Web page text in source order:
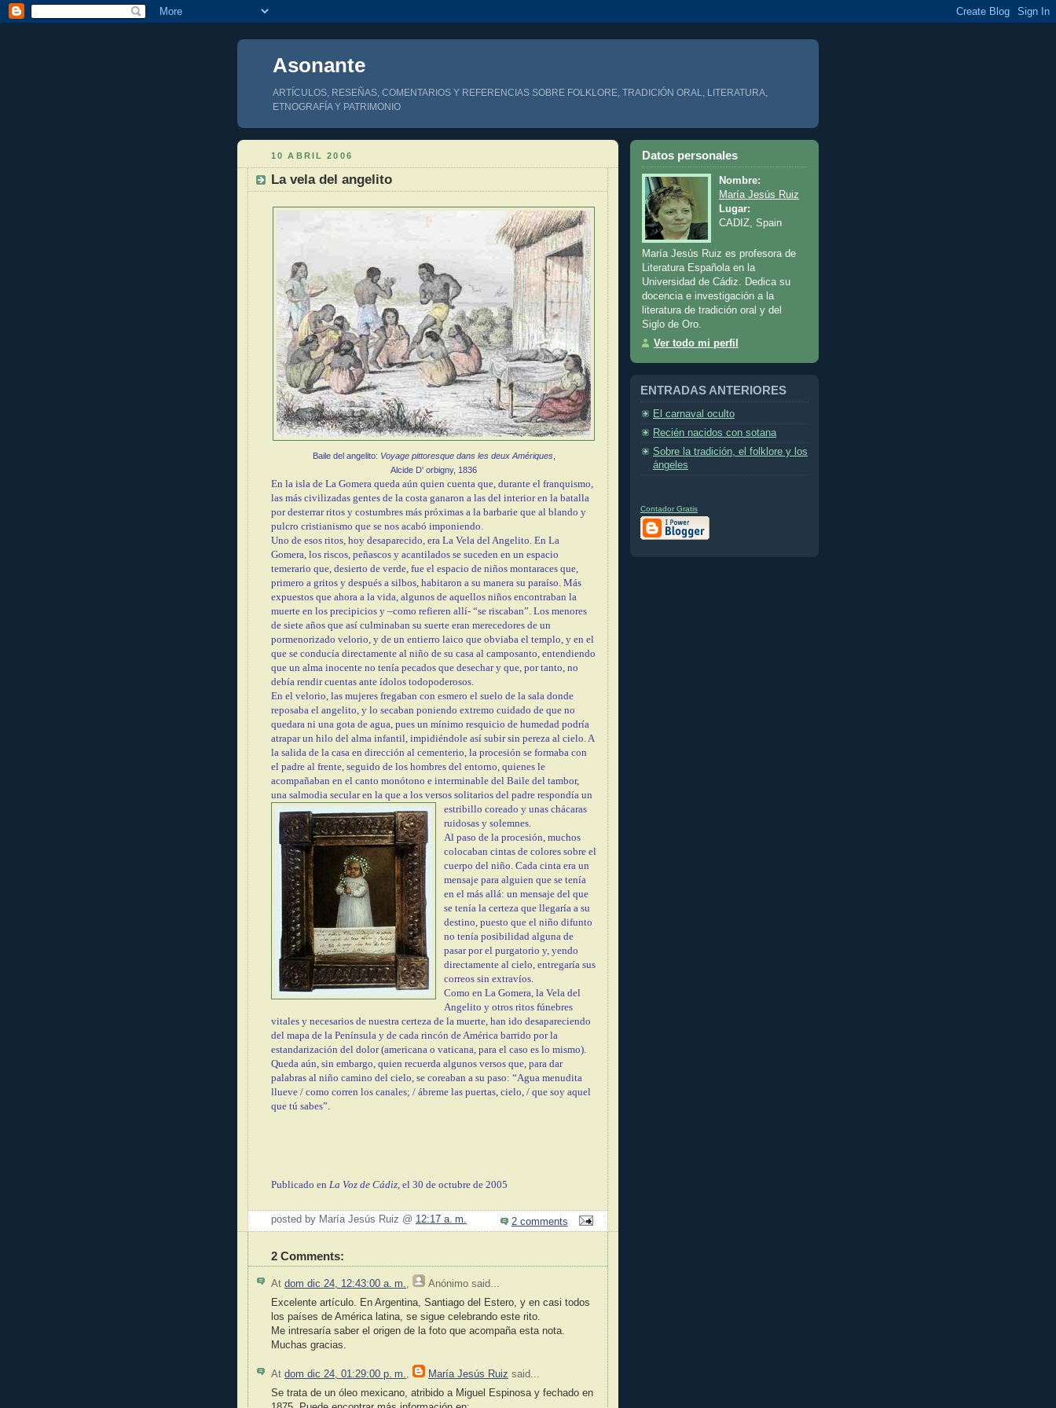
Asonante
ARTÍCULOS, RESEÑAS, COMENTARIOS Y REFERENCIAS SOBRE FOLKLORE, TRADICIÓN ORAL, LITERATURA,
ETNOGRAFÍA Y PATRIMONIO
10 ABRIL 2006
La vela del angelito
Baile del angelito: Voyage pittoresque dans les deux Amériques,
Alcide D' orbigny, 1836
En la isla de La Gomera queda aún quien cuenta que, durante el franquismo,
las más civilizadas gentes de la costa ganaron a las del interior en la batalla
por desterrar ritos y costumbres más próximas a la barbarie que al blando y
pulcro cristianismo que se nos acabó imponiendo.
Uno de esos ritos, hoy desaparecido, era La Vela del Angelito. En La
Gomera, los riscos, peñascos y acantilados se suceden en un espacio
temerario que, desierto de verde, fue el espacio de niños montaraces que,
primero a gritos y después a silbos, habitaron a su manera su paraíso. Más
expuestos que ahora a la vida, algunos de aquellos niños encontraban la
muerte en los precipicios y –como refieren allí- “se riscaban”. Los menores
de siete años que así culminaban su suerte eran merecedores de un
pormenorizado velorio, y de un entierro laico que obviaba el templo, y en el
que se conducía directamente al niño de su casa al camposanto, entendiendo
que un alma inocente no tenía pecados que desechar y que, por tanto, no
debía rendir cuentas ante ídolos todopoderosos.
En el velorio, las mujeres fregaban con esmero el suelo de la sala donde
reposaba el angelito, y lo secaban poniendo extremo cuidado de que no
quedara ni una gota de agua, pues un mínimo resquicio de humedad podría
atrapar un hilo del alma infantil, impidiéndole así subir sin pereza al cielo. A
la salida de la casa en dirección al cementerio, la procesión se formaba con
el padre al frente, seguido de los hombres del entorno, quienes le
acompañaban en el canto monótono e interminable del Baile del tambor,
una salmodia secular en la que a los versos solitarios del padre respondía un
estribillo coreado y unas chácaras
ruidosas y solemnes.
Al paso de la procesión, muchos
colocaban cintas de colores sobre el
cuerpo del niño. Cada cinta era un
mensaje para alguien que se tenía
en el más allá: un mensaje del que
se tenía la certeza que llegaría a su
destino, puesto que el niño difunto
no tenía posibilidad alguna de
pasar por el purgatorio y, yendo
directamente al cielo, entregaría sus
correos sin extravíos.
Como en La Gomera, la Vela del
Angelito y otros ritos fúnebres
vitales y necesarios de nuestra certeza de la muerte, han ido desapareciendo
del mapa de la Península y de cada rincón de América barrido por la
estandarización del dolor (americana o vaticana, para el caso es lo mismo).
Queda aún, sin embargo, quien recuerda algunos versos que, para dar
palabras al niño camino del cielo, se coreaban a su paso: “Agua menudita
llueve / como corren los canales; / ábreme las puertas, cielo, / que soy aquel
que tú sabes”.
Publicado en La Voz de Cádiz , el 30 de octubre de 2005
posted by María Jesús Ruiz @ 12:17 a. m. 2 comments
2 Comments:
At dom dic 24, 12:43:00 a. m. Anónimo said...
Excelente artículo. En Argentina, Santiago del Estero, y en casi todos
los países de América latina, se sigue celebrando este rito.
Me intresaría saber el origen de la foto que acompaña esta nota.
Muchas gracias.
At dom dic 24, 01:29:00 p. m. María Jesús Ruiz said...
Se trata de un óleo mexicano, atribido a Miguel Espinosa y fechado en
Datos personales
Nombre:
María Jesús Ruiz
Lugar:
CADIZ, Spain
María Jesús Ruiz es profesora de
Literatura Española en la
Universidad de Cádiz. Dedica su
docencia e investigación a la
literatura de tradición oral y del
Siglo de Oro.
Ver todo mi perfil
ENTRADAS ANTERIORES
El carnaval oculto
Recién nacidos con sotana
Sobre la tradición, el folklore y los
ángeles
Contador Gratis